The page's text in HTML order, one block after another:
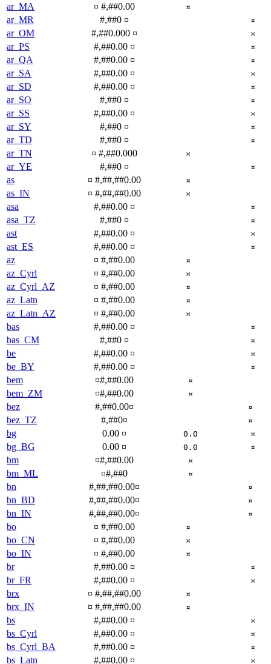
ar_MA ¤ #,##0.00 ¤
ar_MR #,##0 ¤ ¤
ar_OM #,##0.000 ¤ ¤
ar_PS #,##0.00 ¤ ¤
ar_QA #,##0.00 ¤ ¤
ar_SA #,##0.00 ¤ ¤
ar_SD #,##0.00 ¤ ¤
ar_SO #,##0 ¤ ¤
ar_SS #,##0.00 ¤ ¤
ar_SY #,##0 ¤ ¤
ar_TD #,##0 ¤ ¤
ar_TN ¤ #,##0.000 ¤
ar_YE #,##0 ¤ ¤
as ¤ #,##,##0.00 ¤
as_IN ¤ #,##,##0.00 ¤
asa #,##0.00 ¤ ¤
asa_TZ #,##0 ¤ ¤
ast #,##0.00 ¤ ¤
ast_ES #,##0.00 ¤ ¤
az ¤ #,##0.00 ¤
az_Cyrl ¤ #,##0.00 ¤
az_Cyrl_AZ ¤ #,##0.00 ¤
az_Latn ¤ #,##0.00 ¤
az_Latn_AZ ¤ #,##0.00 ¤
bas #,##0.00 ¤ ¤
bas_CM #,##0 ¤ ¤
be #,##0.00 ¤ ¤
be_BY #,##0.00 ¤ ¤
bem ¤#,##0.00 ¤
bem_ZM ¤#,##0.00 ¤
bez #,##0.00¤ ¤
bez_TZ #,##0¤ ¤
bg 0.00 ¤ 0.0 ¤
bg_BG 0.00 ¤ 0.0 ¤
bm ¤#,##0.00 ¤
bm_ML ¤#,##0 ¤
bn #,##,##0.00¤ ¤
bn_BD #,##,##0.00¤ ¤
bn_IN #,##,##0.00¤ ¤
bo ¤ #,##0.00 ¤
bo_CN ¤ #,##0.00 ¤
bo_IN ¤ #,##0.00 ¤
br #,##0.00 ¤ ¤
br_FR #,##0.00 ¤ ¤
brx ¤ #,##,##0.00 ¤
brx_IN ¤ #,##,##0.00 ¤
bs #,##0.00 ¤ ¤
bs_Cyrl #,##0.00 ¤ ¤
bs_Cyrl_BA #,##0.00 ¤ ¤
bs_Latn #,##0.00 ¤ ¤